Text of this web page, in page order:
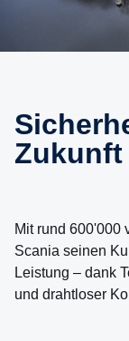
Sicherheitssysteme für die
Zukunft
Mit rund 600'000
Scania seinen
Leistung – dank
und drahtloser